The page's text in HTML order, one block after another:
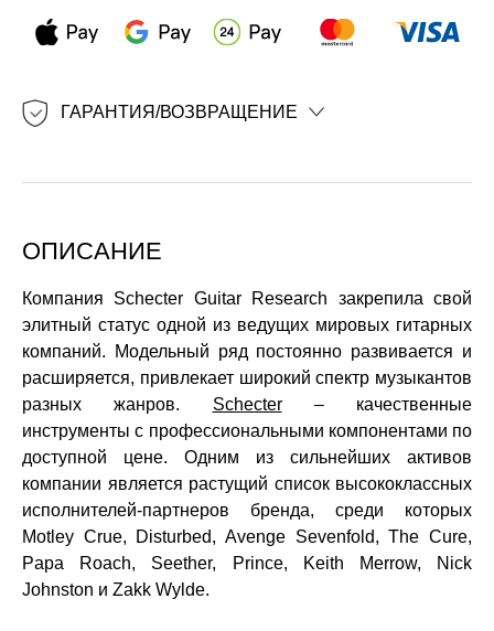
ГАРАНТИЯ/ВОЗВРАЩЕНИЕ
ОПИСАНИЕ
Компания Schecter Guitar Research закрепила свой
элитный статус одной из ведущих мировых гитарных
компаний. Модельный ряд постоянно развивается и
расширяется, привлекает широкий спектр музыкантов
разных жанров. Schecter– качественные
инструменты с профессиональными компонентами по
доступной цене. Одним из сильнейших активов
компании является растущий список высококлассных
исполнителей-партнеров бренда, среди которых
Motley Crue, Disturbed, Avenge Sevenfold, The Cure,
Papa Roach, Seether, Prince, Keith Merrow, Nick
Johnston и Zakk Wylde.